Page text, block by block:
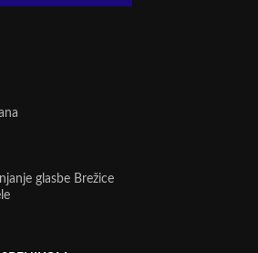
glasbe Brežice